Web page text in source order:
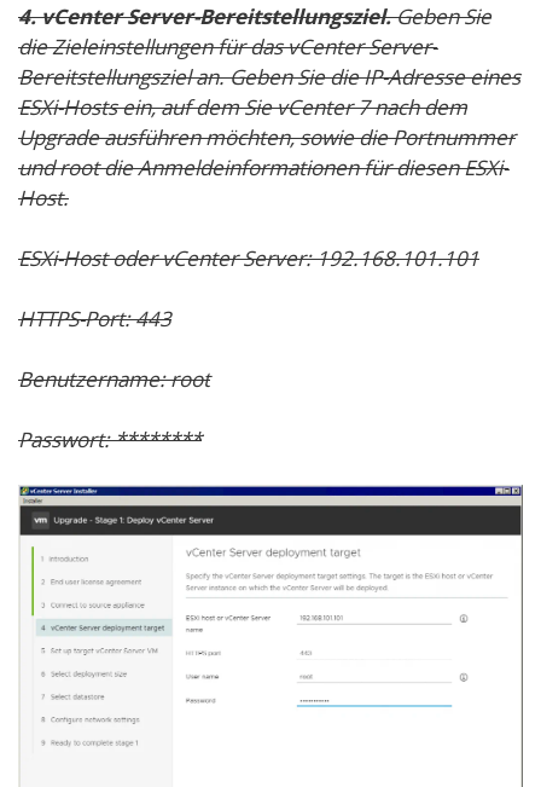
4. vCenter Server-Bereitstellungsziel.Geben Sie
die Zieleinstellungen für das vCenter Server-
Bereitstellungsziel an. Geben Sie die IP-Adresse eines
ESXi-Hosts ein, auf dem Sie vCenter 7 nach dem
Upgrade ausführen möchten, sowie die Portnummer
undrootdie Anmeldeinformationen für diesen ESXi-
Host.
ESXi-Host oder vCenter Server:192.168.101.101
HTTPS-Port:443
Benutzername:root
Passwort: ********